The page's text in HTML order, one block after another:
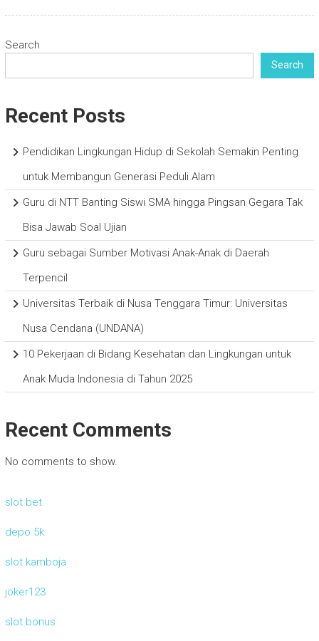
Search
Search
Recent Posts
Pendidikan Lingkungan Hidup di Sekolah Semakin Penting
untuk Membangun Generasi Peduli Alam
Guru di NTT Banting Siswi SMA hingga Pingsan Gegara Tak
Bisa Jawab Soal Ujian
Guru sebagai Sumber Motivasi Anak-Anak di Daerah
Terpencil
Universitas Terbaik di Nusa Tenggara Timur: Universitas
Nusa Cendana (UNDANA)
10 Pekerjaan di Bidang Kesehatan dan Lingkungan untuk
Anak Muda Indonesia di Tahun 2025
Recent Comments
No comments to show.
slot bet
depo 5k
slot kamboja
joker123
slot bonus